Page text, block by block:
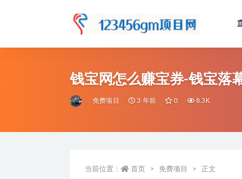
钱宝网怎么赚宝券-钱宝落
免费项目 3 年前 0 8.3K
当前位置： 首页 免费项目 正文